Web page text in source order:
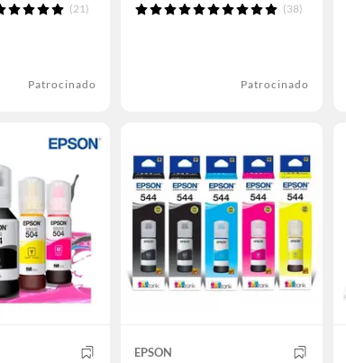
(21)
Patrocinado
(38)
Patrocinado
EPSON